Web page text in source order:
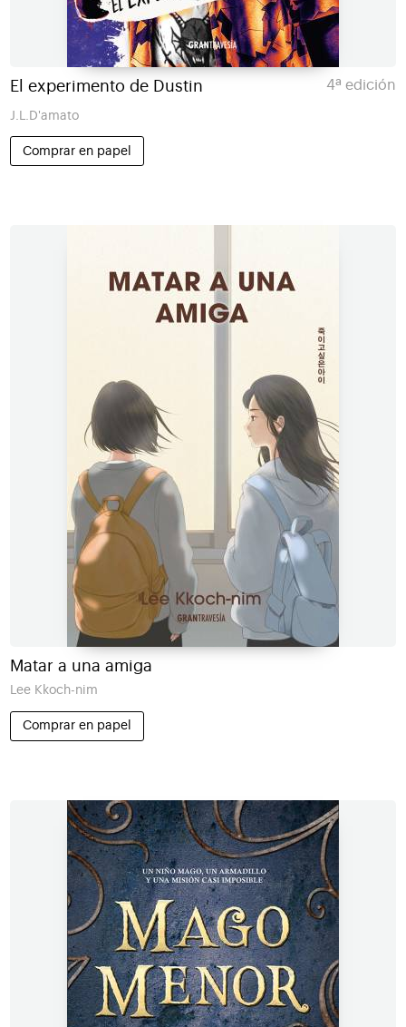
El experimento de Dustin 4ª edición
J.L.D'amato
Comprar en papel
Matar a una amiga
Lee Kkoch-nim
Comprar en papel